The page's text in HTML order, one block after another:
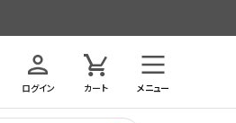
ログイン カート メニュー